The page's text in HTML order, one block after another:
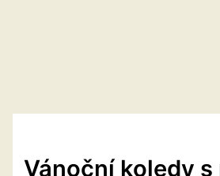
Vánoční koledy s